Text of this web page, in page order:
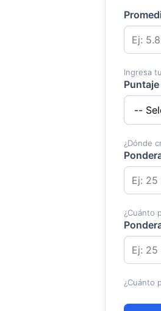
Ingresa
¿Dónde
¿Cuánto
¿Cuánto